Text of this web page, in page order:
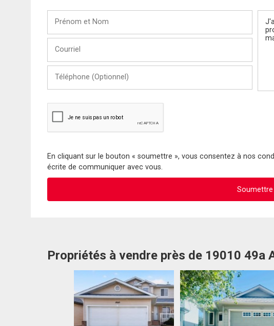
Nom
(Optionnel)
En cliquant sur le bouton « soumettre », vous consentez à nos
écrite de communiquer avec vous.
Propriétés à vendre près de 19010 49a